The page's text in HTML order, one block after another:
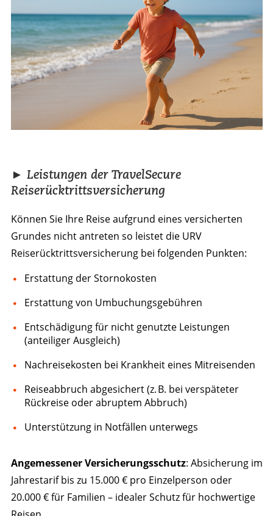
► Leistungen der TravelSecure
Reiserücktrittsversicherung
Können Sie Ihre Reise aufgrund eines versicherten
Grundes nicht antreten so leistet die URV
Reiserücktrittsversicherung bei folgenden Punkten:
Erstattung der Stornokosten
Erstattung von Umbuchungsgebühren
Entschädigung für nicht genutzte Leistungen
(anteiliger Ausgleich)
Nachreisekosten bei Krankheit eines Mitreisenden
Reiseabbruch abgesichert (z. B. bei verspäteter
Rückreise oder abruptem Abbruch)
Unterstützung in Notfällen unterwegs
Angemessener Versicherungsschutz: Absicherung im
Jahrestarif bis zu 15.000 € pro Einzelperson oder
20.000 € für Familien – idealer Schutz für hochwertige